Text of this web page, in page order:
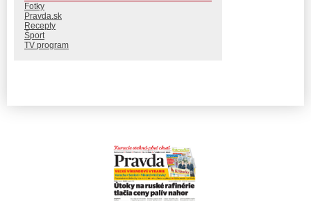
Fotky
Pravda.sk
Recepty
Šport
TV program